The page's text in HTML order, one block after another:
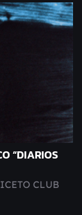
“DIARIOS
CLUB